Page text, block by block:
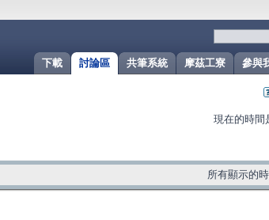
參與
摩茲工寮
共筆系統
討論區
下載
現在的時間
所有顯示的